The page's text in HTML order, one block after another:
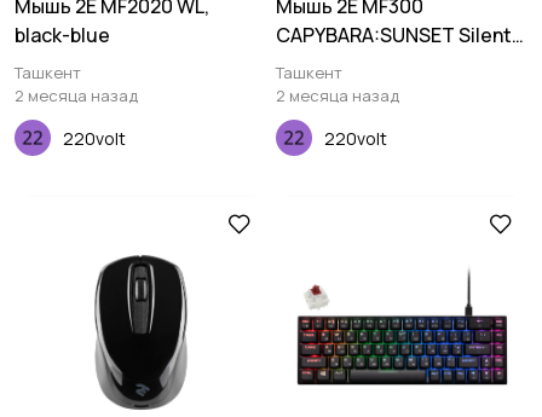
Мышь 2E MF2020 WL,
black-blue
Ташкент
2 месяца назад
220volt
Мышь 2E MF300
CAPYBARA:SUNSET Silent
WL BT, желтый
Ташкент
2 месяца назад
220volt